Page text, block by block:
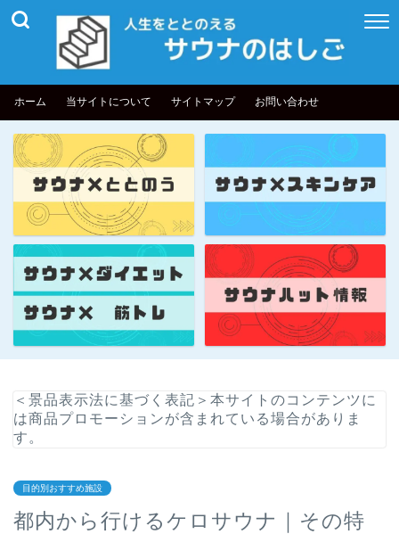
ホーム 当サイトについて サイトマップ お問い合わせ
＜景品表示法に基づく表記＞本サイトのコンテンツに
は商品プロモーションが含まれている場合がありま
す。
目的別おすすめ施設
都内から行けるケロサウナ｜その特